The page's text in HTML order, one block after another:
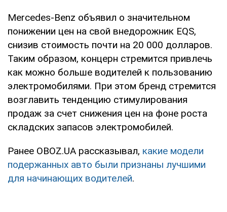
Mercedes-Benz объявил о значительном
понижении цен на свой внедорожник EQS,
снизив стоимость почти на 20 000 долларов.
Таким образом, концерн стремится привлечь
как можно больше водителей к пользованию
электромобилями. При этом бренд стремится
возглавить тенденцию стимулирования
продаж за счет снижения цен на фоне роста
складских запасов электромобилей.
Ранее OBOZ.UA рассказывал, какие модели
подержанных авто были признаны лучшими
для начинающих водителей.